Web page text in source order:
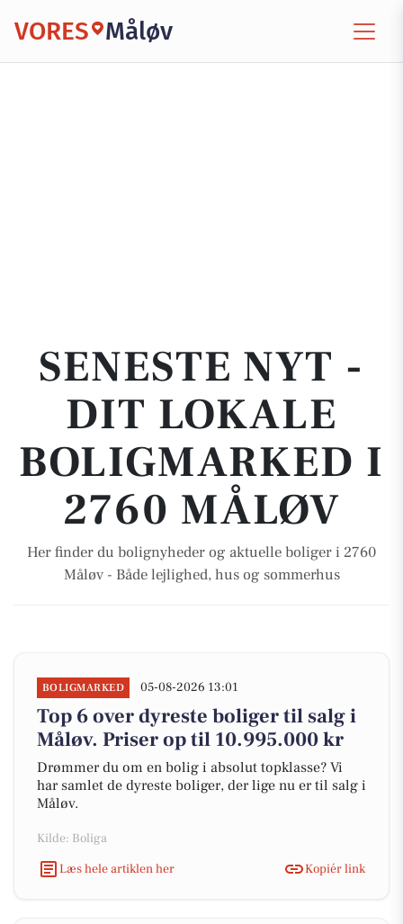
VORES Måløv
SENESTE NYT -
DIT LOKALE
BOLIGMARKED I
2760 MÅLØV
Her finder du bolignyheder og aktuelle boliger i 2760
Måløv - Både lejlighed, hus og sommerhus
BOLIGMARKED 05-08-2026 13:01
Top 6 over dyreste boliger til salg i
Måløv. Priser op til 10.995.000 kr
Drømmer du om en bolig i absolut topklasse? Vi
har samlet de dyreste boliger, der lige nu er til salg i
Måløv.
Kilde: Boliga
Læs hele artiklen her
Kopiér link